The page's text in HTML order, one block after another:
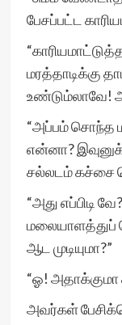
பேசப்பட்ட
மரத்தாடிக்கு
உண்டும்லாவே!
“அப்பம் சொந்த
என்னா?
சல்லடம் கச்சை
“அது எப்பிடி
மலையாளத்துப்
ஆட முடியுமா?”
“ஓ! அதாக்குமா
அவர்கள்